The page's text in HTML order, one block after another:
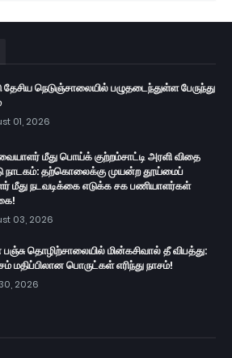
நெடுஞ்சாலையில் பழுதடைந்துள்ள பேருந்து
01, 2026
மீது பொய்க் குற்றம்சாட்டி அரளி விதை
நாடகம்: தற்கொலைக்கு முயன்ற தூய்மைப்
மீது நடவடிக்கை எடுக்க சக பணியாளர்கள்
03, 2026
தொழிற்சாலையில் மின்கசிவால் தீ விபத்து:
மதிப்பிலான பொருட்கள் எரிந்து நாசம்!
2026